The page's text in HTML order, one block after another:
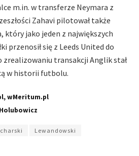
m.in. w transferze Neymara z
Zahavi pilotował także
który jako jeden z największych
przenosił się z Leeds United do
zrealizowaniu transakcji Anglik stał
w historii futbolu.
wMeritum.pl
Lewandowski